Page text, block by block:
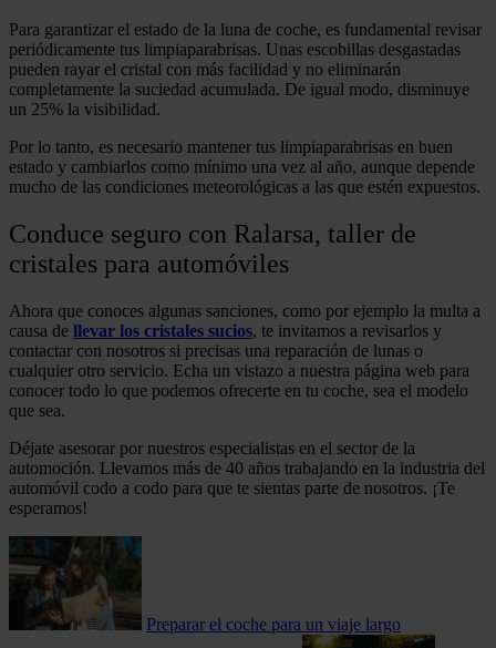
Para garantizar el estado de la luna de coche, es fundamental revisar
periódicamente tus limpiaparabrisas. Unas escobillas desgastadas
pueden rayar el cristal con más facilidad y no eliminarán
completamente la suciedad acumulada. De igual modo, disminuye
un 25% la visibilidad.
Por lo tanto, es necesario mantener tus limpiaparabrisas en buen
estado y cambiarlos como mínimo una vez al año, aunque depende
mucho de las condiciones meteorológicas a las que estén expuestos.
Conduce seguro con Ralarsa, taller de
cristales para automóviles
Ahora que conoces algunas sanciones, como por ejemplo la multa a
causa de llevar los cristales sucios, te invitamos a revisarlos y
contactar con nosotros si precisas una reparación de lunas o
cualquier otro servicio. Echa un vistazo a nuestra página web para
conocer todo lo que podemos ofrecerte en tu coche, sea el modelo
que sea.
Déjate asesorar por nuestros especialistas en el sector de la
automoción. Llevamos más de 40 años trabajando en la industria del
automóvil codo a codo para que te sientas parte de nosotros. ¡Te
esperamos!
Preparar el coche para un viaje largo